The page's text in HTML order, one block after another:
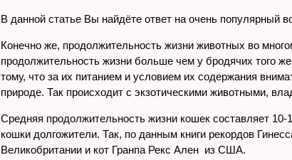
В данной статье Вы найдёте ответ на очень популярный
Конечно же, продолжительность жизни животных во
продолжительность жизни больше чем у бродячих того
тому, что за их питанием и условием их содержания
природе. Так происходит с экзотическими животными,
Средняя продолжительность жизни кошек составляет
кошки долгожители. Так, по данным книги рекордов
Великобритании и кот Гранпа Рекс Ален из США.